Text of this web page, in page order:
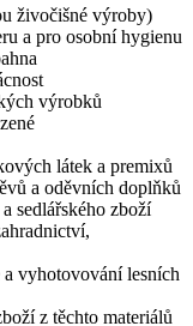
živočišné výroby)
a pro osobní hygienu
výrobků
látek a premixů
a oděvních doplňků
sedlářského zboží
vyhotovování lesních
z těchto materiálů